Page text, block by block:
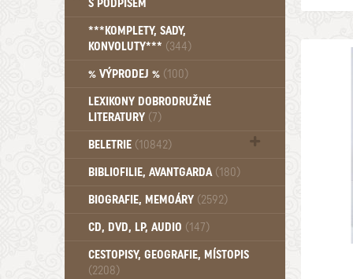
S PODPISEM
***KOMPLETY, SADY,
KONVOLUTY*** (344)
% VÝPRODEJ % (100)
LEXIKONY DOBRODRUŽNÉ
LITERATURY (7)
BELETRIE (10842)
Beletrie - Historická (1388)
Beletrie - Povídky (1758)
Beletrie - Válečné romány (489)
Beletrie - Ženské a dívčí romány
(1522)
BIBLIOFILIE, AVANTGARDA (180)
BIOGRAFIE, MEMOÁRY (2592)
CD, DVD, LP, AUDIO (147)
CESTOPISY, GEOGRAFIE, MÍSTOPIS
(2208)